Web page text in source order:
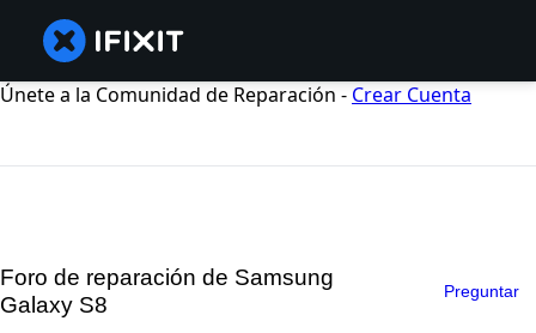
Únete a la Comunidad de Reparación - Crear Cuenta
Foro de reparación de Samsung
Galaxy S8
Preguntar